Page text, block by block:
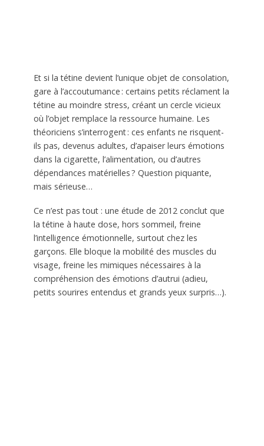
Et si la tétine devient l’unique objet de consolation,
gare à l’accoutumance : certains petits réclament la
tétine au moindre stress, créant un cercle vicieux
où l’objet remplace la ressource humaine. Les
théoriciens s’interrogent : ces enfants ne risquent-
ils pas, devenus adultes, d’apaiser leurs émotions
dans la cigarette, l’alimentation, ou d’autres
dépendances matérielles ? Question piquante,
mais sérieuse…
Ce n’est pas tout : une étude de 2012 conclut que
la tétine à haute dose, hors sommeil, freine
l’intelligence émotionnelle, surtout chez les
garçons. Elle bloque la mobilité des muscles du
visage, freine les mimiques nécessaires à la
compréhension des émotions d’autrui (adieu,
petits sourires entendus et grands yeux surpris…).